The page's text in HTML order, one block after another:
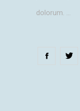
dolorum.